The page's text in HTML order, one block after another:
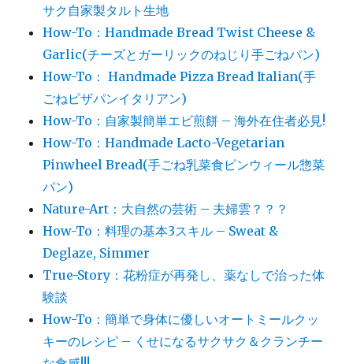
サク自家製タルト生地
How-To：Handmade Bread Twist Cheese &
Garlic(チーズとガーリックのねじり手ごねパン)
How-To： Handmade Pizza Bread Italian(手
ごねピザパンイタリアン)
How-To：自家製簡単エビ煎餅 – 海外在住者必見!
How-To：Handmade Lacto-Vegetarian
Pinwheel Bread(手ごね乳菜食ピンウィール惣菜
パン)
Nature-Art：大自然の芸術 – 夫婦雲？？？
How-To：料理の基本3スキル – Sweat &
Deglaze, Simmer
True-Story：花粉症が再発し、薬なしで治った体
験談
How-To：簡単で身体に優しいオートミールクッ
キーのレシピ – くせになるサクサク＆クランチー